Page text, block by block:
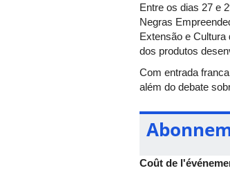
Entre os dias 27 e
Negras
Extensão e
dos produtos
Com entrada
além do debate
Coût de